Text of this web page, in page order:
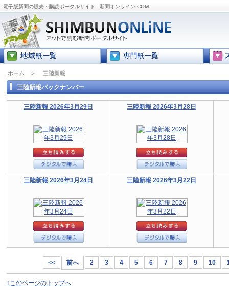
電子版新聞の販売・購読ポータルサイト - 新聞オンライン.COM
ホーム ＞ 三陸新報
三陸新報バックナンバー
三陸新報 2026年3月29日 三陸新報 2026年3月28日
三陸新報 2026年3月24日 三陸新報 2026年3月22日
<< 前へ 2 3 4 5 6 7 8 9 10
↑このページのトップへ